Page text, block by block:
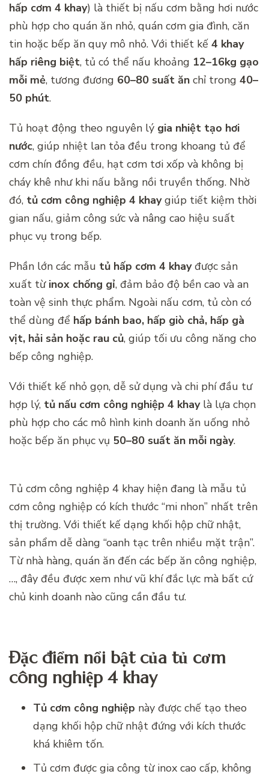
hấp cơm 4 khay) là thiết bị nấu cơm bằng hơi nước
phù hợp cho quán ăn nhỏ, quán cơm gia đình, căn
tin hoặc bếp ăn quy mô nhỏ. Với thiết kế 4 khay
hấp riêng biệt, tủ có thể nấu khoảng 12–16kg gạo
mỗi mẻ, tương đương 60–80 suất ăn chỉ trong 40–
50 phút.
Tủ hoạt động theo nguyên lý gia nhiệt tạo hơi
nước, giúp nhiệt lan tỏa đều trong khoang tủ để
cơm chín đồng đều, hạt cơm tơi xốp và không bị
cháy khê như khi nấu bằng nồi truyền thống. Nhờ
đó, tủ cơm công nghiệp 4 khaygiúp tiết kiệm thời
gian nấu, giảm công sức và nâng cao hiệu suất
phục vụ trong bếp.
Phần lớn các mẫu tủ hấp cơm 4 khayđược sản
xuất từ inox chống gỉ, đảm bảo độ bền cao và an
toàn vệ sinh thực phẩm. Ngoài nấu cơm, tủ còn có
thể dùng để hấp bánh bao, hấp giò chả, hấp gà
vịt, hải sản hoặc rau củ, giúp tối ưu công năng cho
bếp công nghiệp.
Với thiết kế nhỏ gọn, dễ sử dụng và chi phí đầu tư
hợp lý, tủ nấu cơm công nghiệp 4 khaylà lựa chọn
phù hợp cho các mô hình kinh doanh ăn uống nhỏ
hoặc bếp ăn phục vụ 50–80 suất ăn mỗi ngày.
Tủ cơm công nghiệp 4 khay hiện đang là mẫu tủ
cơm công nghiệp có kích thước “mi nhon” nhất trên
thị trường. Với thiết kế dạng khối hộp chữ nhật,
sản phẩm dễ dàng “oanh tạc trên nhiều mặt trận”.
Từ nhà hàng, quán ăn đến các bếp ăn công nghiệp,
…, đây đều được xem như vũ khí đắc lực mà bất cứ
chủ kinh doanh nào cũng cần đầu tư.
Đặc điểm nổi bật của tủ cơm
công nghiệp 4 khay
Tủ cơm công nghiệp này được chế tạo theo
dạng khối hộp chữ nhật đứng với kích thước
khá khiêm tốn.
Tủ cơm được gia công từ inox cao cấp, không